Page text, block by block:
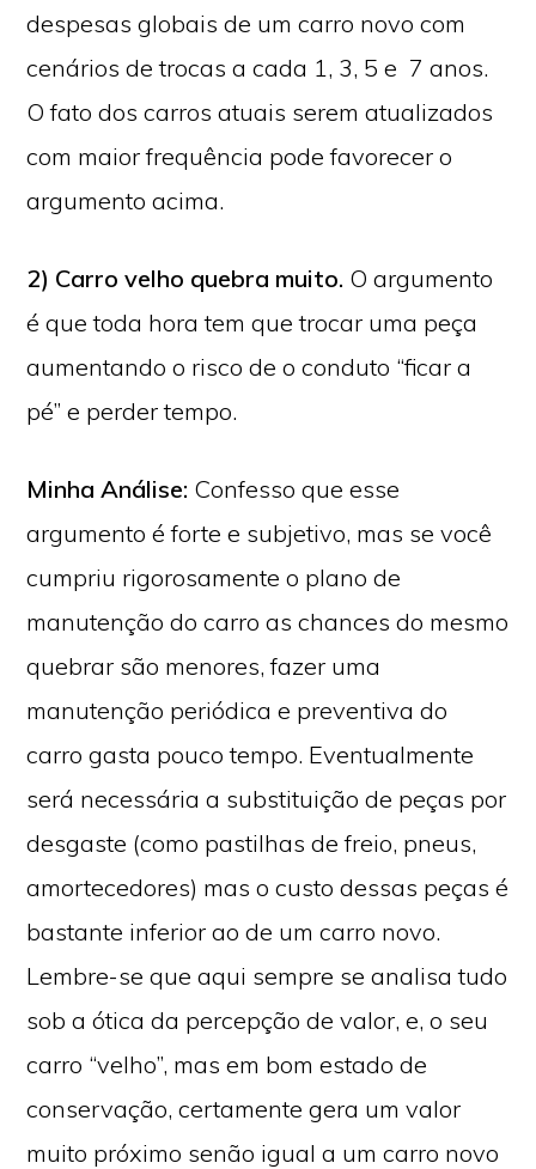
despesas globais de um carro novo com
cenários de trocas a cada 1, 3, 5 e 7 anos.
O fato dos carros atuais serem atualizados
com maior frequência pode favorecer o
argumento acima.
2) Carro velho quebra muito. O argumento
é que toda hora tem que trocar uma peça
aumentando o risco de o conduto “ficar a
pé” e perder tempo.
Minha Análise: Confesso que esse
argumento é forte e subjetivo, mas se você
cumpriu rigorosamente o plano de
manutenção do carro as chances do mesmo
quebrar são menores, fazer uma
manutenção periódica e preventiva do
carro gasta pouco tempo. Eventualmente
será necessária a substituição de peças por
desgaste (como pastilhas de freio, pneus,
amortecedores) mas o custo dessas peças é
bastante inferior ao de um carro novo.
Lembre-se que aqui sempre se analisa tudo
sob a ótica da percepção de valor, e, o seu
carro “velho”, mas em bom estado de
conservação, certamente gera um valor
muito próximo senão igual a um carro novo